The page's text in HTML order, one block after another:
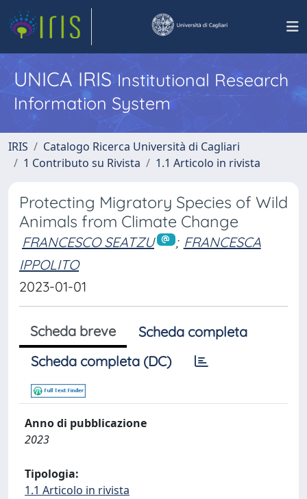
UNICA IRISInstitutional Research
Information System
IRIS
Catalogo Ricerca Università di Cagliari
1 Contributo su Rivista
1.1 Articolo in rivista
Protecting Migratory Species of Wild
Animals from Climate Change
FRANCESCO SEATZU ; FRANCESCA
IPPOLITO
2023-01-01
Scheda breve
Scheda completa
Scheda completa (DC)
Anno di pubblicazione
2023
Tipologia:
1.1 Articolo in rivista